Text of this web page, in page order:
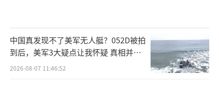
中国真发现不了美军无人艇？052D被拍
到后，美军3大疑点让我怀疑 真相并非
如此
2026-08-07 11:46:52